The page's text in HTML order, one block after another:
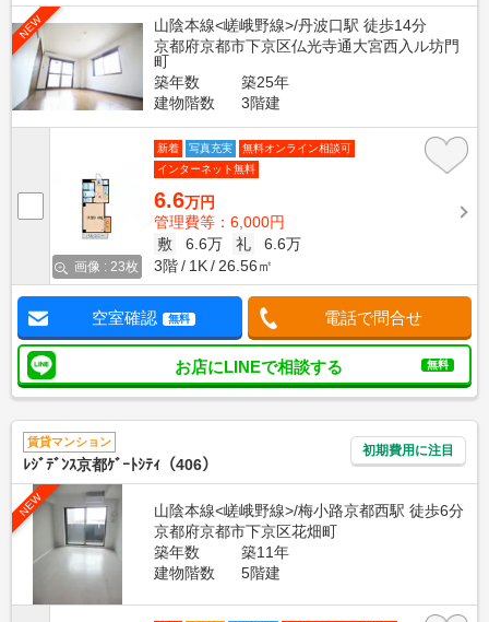
NEW
山陰本線<嵯峨野線>/丹波口駅 徒歩14分
京都府京都市下京区仏光寺通大宮西入ル坊門
町
築年数
築25年
建物階数
3階建
画像 : 23枚
新着 写真充実
無料オンライン相談可
インターネット無料
6.6万円
管理費等：6,000円
敷
6.6万 礼
6.6万
3階
1K 26.56㎡
空室確認 無料 電話で問合せ
お店にLINEで相談する 無料
賃貸マンション
ﾚｼﾞﾃﾞﾝｽ京都ｹﾞｰﾄｼﾃｨ（406）
初期費用に注目
NEW
山陰本線<嵯峨野線>/梅小路京都西駅 徒歩6分
京都府京都市下京区花畑町
築年数
築11年
建物階数
5階建